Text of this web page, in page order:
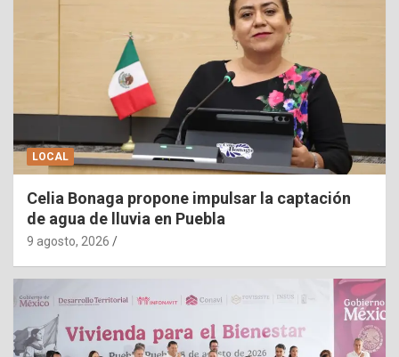
LOCAL
Celia Bonaga propone impulsar la captación
de agua de lluvia en Puebla
9 agosto, 2026